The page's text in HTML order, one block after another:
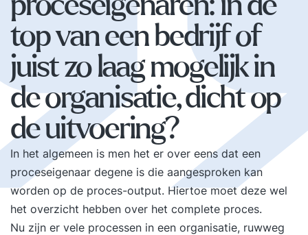
top van een bedrijf of
juist zo laag mogelijk in
de organisatie, dicht op
de uitvoering?
In het algemeen is men het er over eens dat een
proceseigenaar degene is die aangesproken kan
worden op de proces-output. Hiertoe moet deze wel
het overzicht hebben over het complete proces.
Nu zijn er vele processen in een organisatie, ruwweg